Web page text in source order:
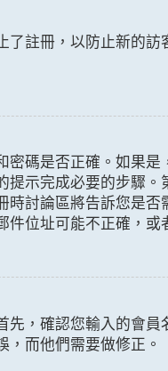
了註冊，以防止新的
密碼是否正確。如果
提示完成必要的步驟
時討論區將告訴您是
件位址可能不正確，
先，確認您輸入的會
，而他們需要做修正。